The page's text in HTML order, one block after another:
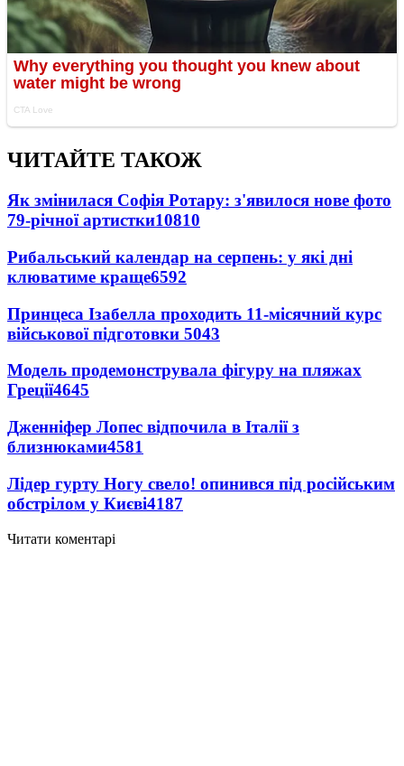
ЧИТАЙТЕ ТАКОЖ
Як змінилася Софія Ротару: з'явилося нове фото
79-річної артистки10810
Рибальський календар на серпень: у які дні
клюватиме краще6592
Принцеса Ізабелла проходить 11-місячний курс
військової підготовки 5043
Модель продемонструвала фігуру на пляжах
Греції4645
Дженніфер Лопес відпочила в Італії з
близнюками4581
Лідер гурту Ногу свело! опинився під російським
обстрілом у Києві4187
Читати коментарі